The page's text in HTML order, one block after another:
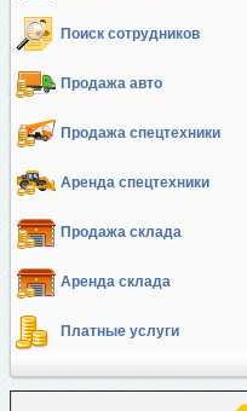
Поиск сотрудников
Продажа авто
Продажа спецтехники
Аренда спецтехники
Продажа склада
Аренда склада
Платные услуги